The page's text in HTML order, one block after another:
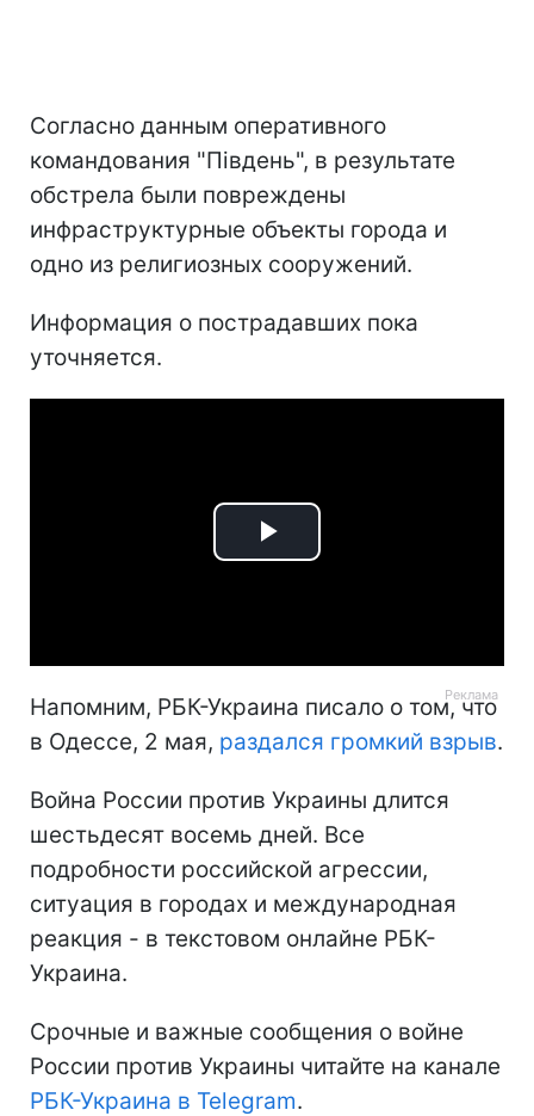
Согласно данным оперативного
командования "Південь", в результате
обстрела были повреждены
инфраструктурные объекты города и
одно из религиозных сооружений.
Информация о пострадавших пока
уточняется.
Play
Напомним, РБК-Украина писало о том, что
в Одессе, 2 мая, раздался громкий взрыв.
Война России против Украины длится
шестьдесят восемь дней. Все
подробности российской агрессии,
ситуация в городах и международная
реакция - в текстовом онлайне РБК-
Украина.
Срочные и важные сообщения о войне
России против Украины читайте на канале
РБК-Украина в Telegram.